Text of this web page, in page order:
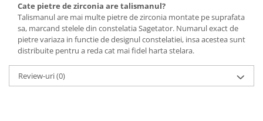
Cate pietre de zirconia are talismanul?
Talismanul are mai multe pietre de zirconia montate pe suprafata
sa, marcand stelele din constelatia Sagetator. Numarul exact de
pietre variaza in functie de designul constelatiei, insa acestea sunt
distribuite pentru a reda cat mai fidel harta stelara.
Review-uri(0)